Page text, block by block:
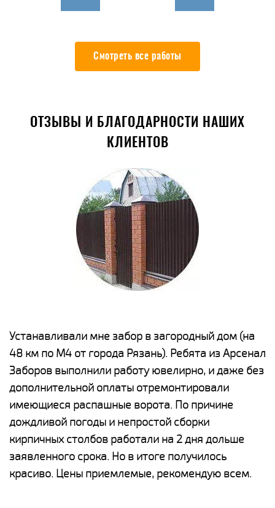
Смотреть все работы
ОТЗЫВЫ И БЛАГОДАРНОСТИ НАШИХ
КЛИЕНТОВ
Устанавливали мне забор в загородный дом (на
48 км по М4 от города Рязань). Ребята из Арсенал
Заборов выполнили работу ювелирно, и даже без
дополнительной оплаты отремонтировали
имеющиеся распашные ворота. По причине
дождливой погоды и непростой сборки
кирпичных столбов работали на 2 дня дольше
заявленного срока. Но в итоге получилось
красиво. Цены приемлемые, рекомендую всем.